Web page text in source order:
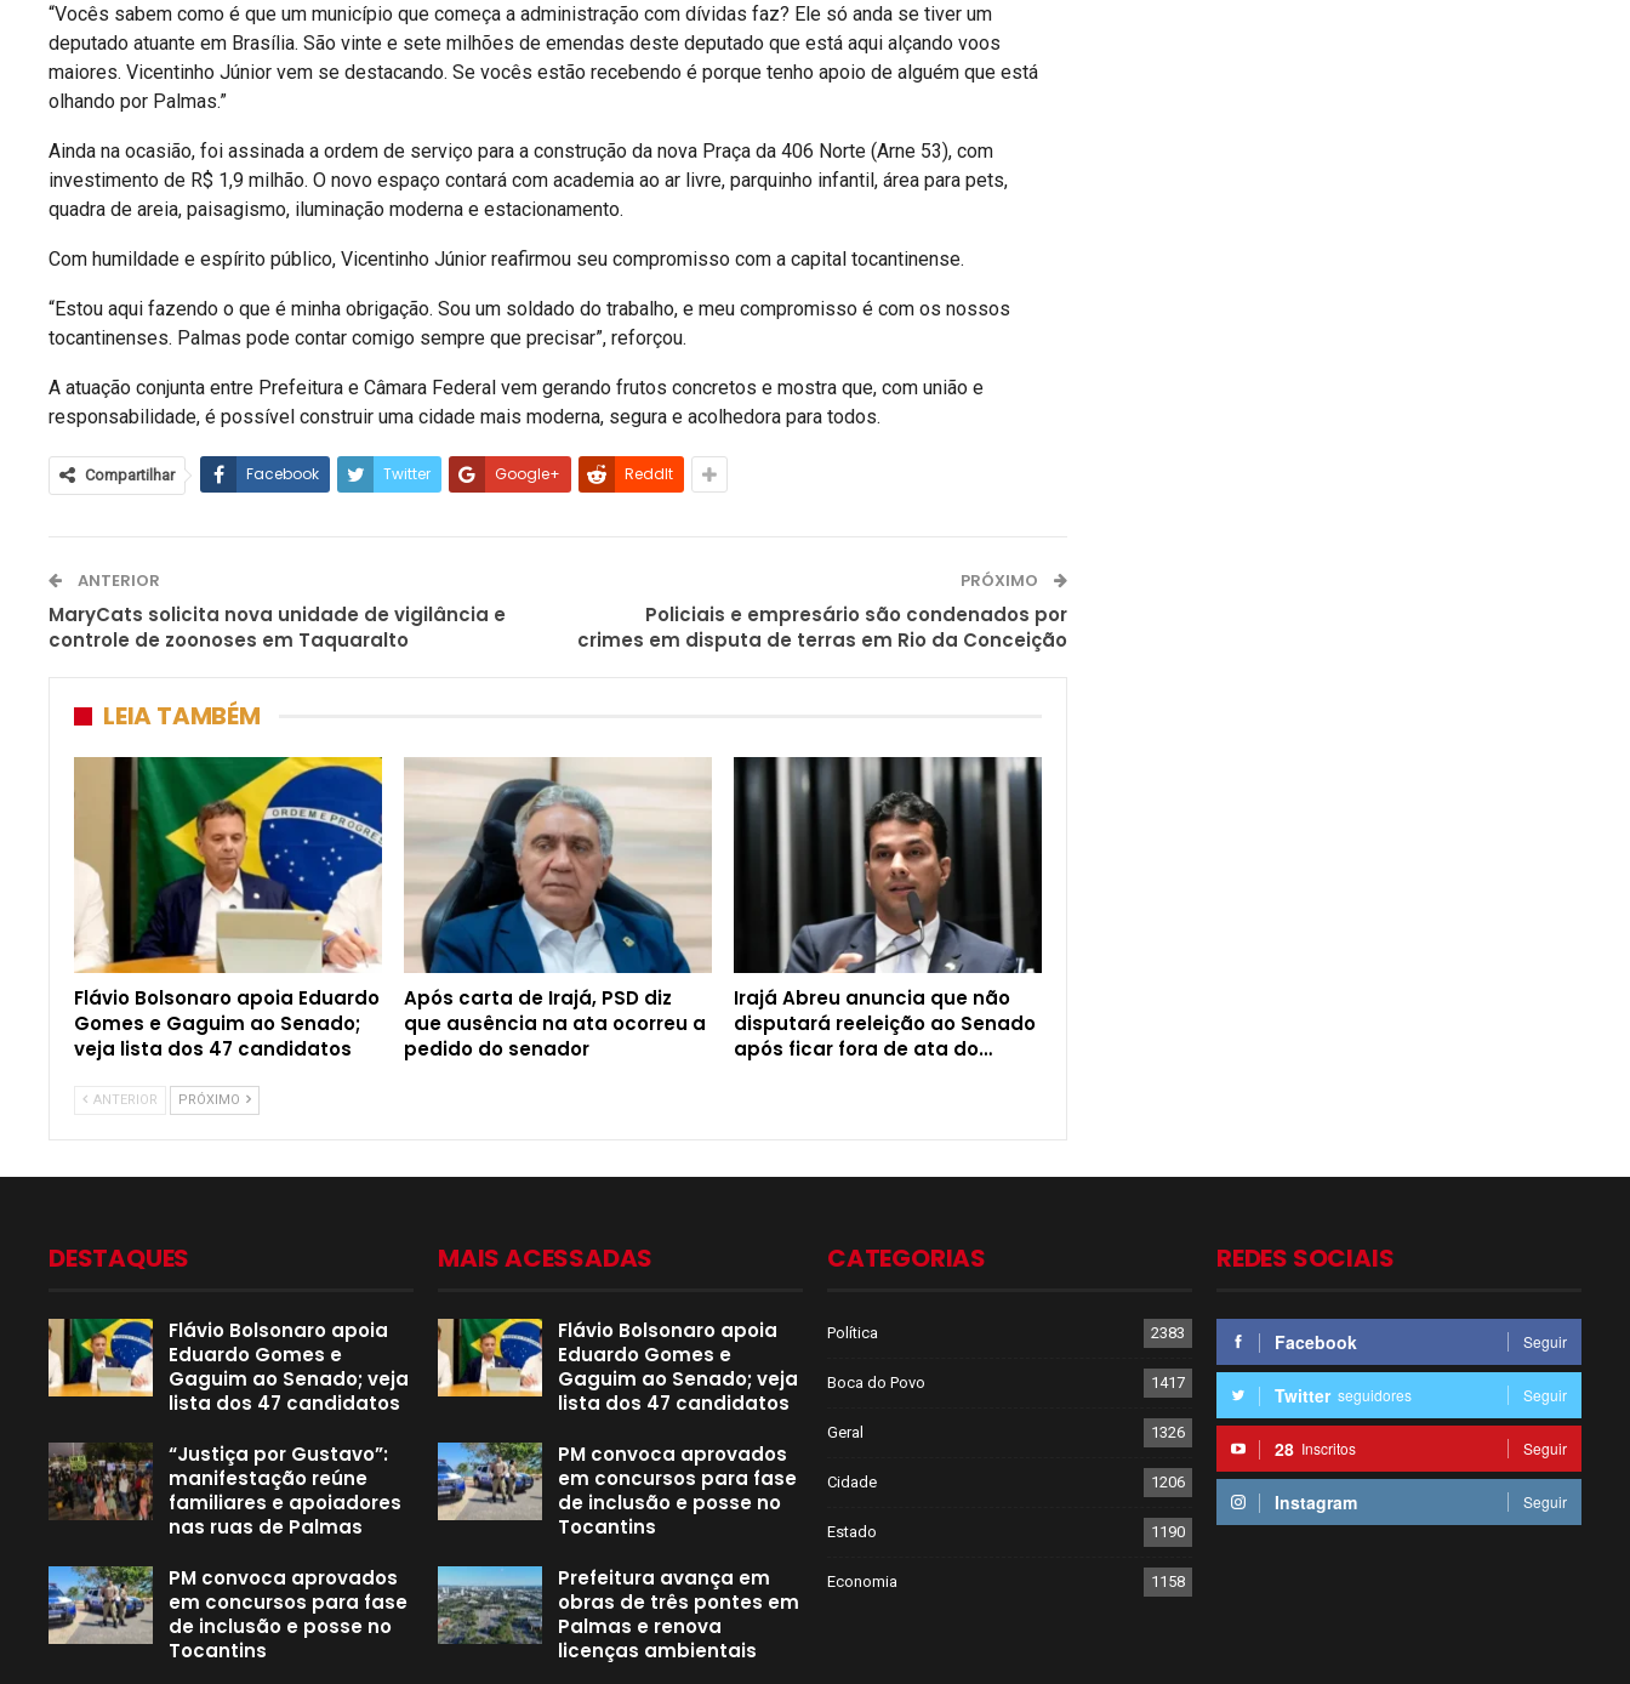
“Vocês sabem como é que um município que começa a administração com dívidas faz? Ele só anda se tiver um
deputado atuante em Brasília. São vinte e sete milhões de emendas deste deputado que está aqui alçando voos
maiores. Vicentinho Júnior vem se destacando. Se vocês estão recebendo é porque tenho apoio de alguém que está
olhando por Palmas.”
Ainda na ocasião, foi assinada a ordem de serviço para a construção da nova Praça da 406 Norte (Arne 53), com
investimento de R$ 1,9 milhão. O novo espaço contará com academia ao ar livre, parquinho infantil, área para pets,
quadra de areia, paisagismo, iluminação moderna e estacionamento.
Com humildade e espírito público, Vicentinho Júnior reafirmou seu compromisso com a capital tocantinense.
“Estou aqui fazendo o que é minha obrigação. Sou um soldado do trabalho, e meu compromisso é com os nossos
tocantinenses. Palmas pode contar comigo sempre que precisar”, reforçou.
A atuação conjunta entre Prefeitura e Câmara Federal vem gerando frutos concretos e mostra que, com união e
responsabilidade, é possível construir uma cidade mais moderna, segura e acolhedora para todos.
Compartilhar Facebook Twitter Google+ ReddIt
ANTERIOR
MaryCats solicita nova unidade de vigilância e
controle de zoonoses em Taquaralto
PRÓXIMO
Policiais e empresário são condenados por
crimes em disputa de terras em Rio da Conceição
LEIA TAMBÉM
Flávio Bolsonaro apoia Eduardo
Gomes e Gaguim ao Senado;
veja lista dos 47 candidatos
Após carta de Irajá, PSD diz
que ausência na ata ocorreu a
pedido do senador
Irajá Abreu anuncia que não
disputará reeleição ao Senado
após ficar fora de ata do…
ANTERIOR PRÓXIMO
DESTAQUES
Flávio Bolsonaro apoia
Eduardo Gomes e
Gaguim ao Senado; veja
lista dos 47 candidatos
“Justiça por Gustavo”:
manifestação reúne
familiares e apoiadores
nas ruas de Palmas
PM convoca aprovados
em concursos para fase
de inclusão e posse no
Tocantins
MAIS ACESSADAS
Flávio Bolsonaro apoia
Eduardo Gomes e
Gaguim ao Senado; veja
lista dos 47 candidatos
PM convoca aprovados
em concursos para fase
de inclusão e posse no
Tocantins
Prefeitura avança em
obras de três pontes em
Palmas e renova
licenças ambientais
CATEGORIAS
Política 2383
Boca do Povo 1417
Geral 1326
Cidade 1206
Estado 1190
Economia 1158
REDES SOCIAIS
Facebook Seguir
Twitter seguidores Seguir
28 Inscritos Seguir
Instagram Seguir